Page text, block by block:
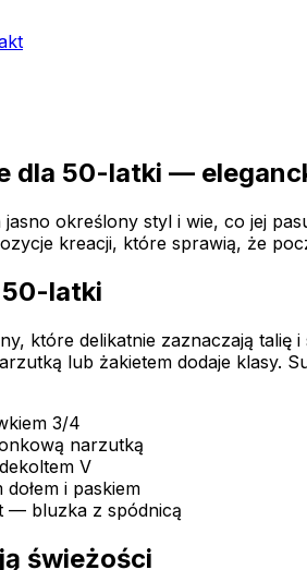
dla 50-latki —
jasno określony styl i wie, co jej
kreacji, które sprawią, że
50-latki
które delikatnie zaznaczają
lub żakietem dodaje klasy.
3/4
narzutką
V
i paskiem
— bluzka z spódnicą
świeżości